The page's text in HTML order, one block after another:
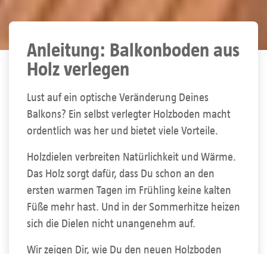
Anleitung: Balkonboden aus
Holz verlegen
Lust auf ein optische Veränderung Deines
Balkons? Ein selbst verlegter Holzboden macht
ordentlich was her und bietet viele Vorteile.
Holzdielen verbreiten Natürlichkeit und Wärme.
Das Holz sorgt dafür, dass Du schon an den
ersten warmen Tagen im Frühling keine kalten
Füße mehr hast. Und in der Sommerhitze heizen
sich die Dielen nicht unangenehm auf.
Wir zeigen Dir, wie Du den neuen Holzboden